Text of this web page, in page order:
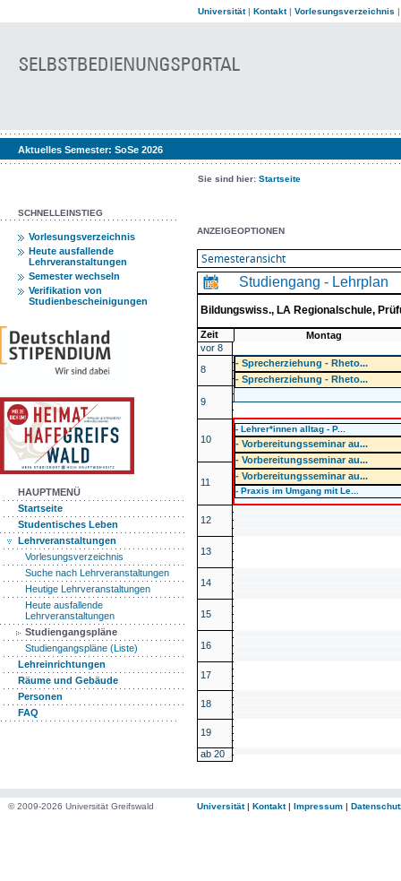
Universität| Kontakt| Vorlesungsverzeichnis
Aktuelles Semester: SoSe 2026
Sie sind hier: Startseite
SCHNELLEINSTIEG
Vorlesungsverzeichnis
Heute ausfallende
Lehrveranstaltungen
Semester wechseln
Verifikation von
Studienbescheinigungen
HAUPTMENÜ
Startseite
Studentisches Leben
Lehrveranstaltungen
Vorlesungsverzeichnis
Suche nach Lehrveranstaltungen
Heutige Lehrveranstaltungen
Heute ausfallende
Lehrveranstaltungen
Studiengangspläne
Studiengangspläne (Liste)
Lehreinrichtungen
Räume und Gebäude
Personen
FAQ
ANZEIGEOPTIONEN
Studiengang - Lehrplan
Bildungswiss., LA Regionalschule,
Zeit
Montag
vor 8
8
- Sprecherziehung - Rheto...
- Sprecherziehung - Rheto...
9
10
- Lehrer*innen alltag - P...
- Vorbereitungsseminar au...
- Vorbereitungsseminar au...
- Vorbereitungsseminar au...
- Praxis im Umgang mit Le...
11
12
13
14
15
16
17
18
19
ab 20
© 2009-2026 Universität Greifswald Universität| Kontakt| Impressum |